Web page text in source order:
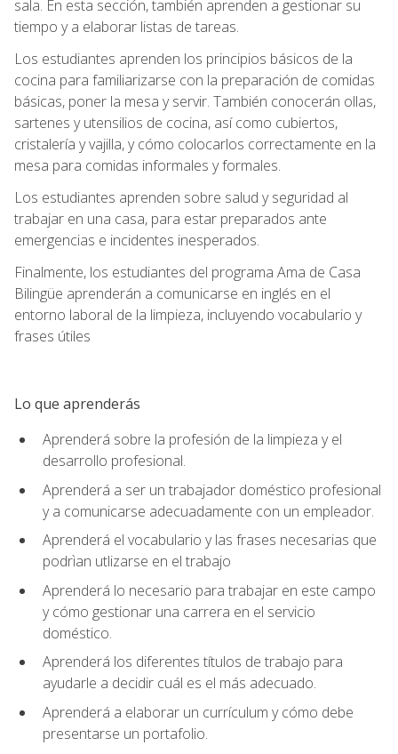
sala. En esta sección, también aprenden a gestionar su
tiempo y a elaborar listas de tareas.
Los estudiantes aprenden los principios básicos de la
cocina para familiarizarse con la preparación de comidas
básicas, poner la mesa y servir. También conocerán ollas,
sartenes y utensilios de cocina, así como cubiertos,
cristalería y vajilla, y cómo colocarlos correctamente en la
mesa para comidas informales y formales.
Los estudiantes aprenden sobre salud y seguridad al
trabajar en una casa, para estar preparados ante
emergencias e incidentes inesperados.
Finalmente, los estudiantes del programa Ama de Casa
Bilingüe aprenderán a comunicarse en inglés en el
entorno laboral de la limpieza, incluyendo vocabulario y
frases útiles
Lo que aprenderás
Aprenderá sobre la profesión de la limpieza y el
desarrollo profesional.
Aprenderá a ser un trabajador doméstico profesional
y a comunicarse adecuadamente con un empleador.
Aprenderá el vocabulario y las frases necesarias que
podrìan utlizarse en el trabajo
Aprenderá lo necesario para trabajar en este campo
y cómo gestionar una carrera en el servicio
doméstico.
Aprenderá los diferentes títulos de trabajo para
ayudarle a decidir cuál es el más adecuado.
Aprenderá a elaborar un currículum y cómo debe
presentarse un portafolio.